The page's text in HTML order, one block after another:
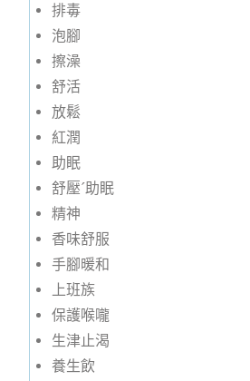
排毒
泡腳
擦澡
舒活
放鬆
紅潤
助眠
舒壓ˊ助眠
精神
香味舒服
手腳暖和
上班族
保護喉嚨
生津止渴
養生飲